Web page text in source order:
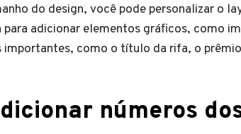
do design, você pode personalizar o
para adicionar elementos gráficos, como
como o título da rifa, o
números